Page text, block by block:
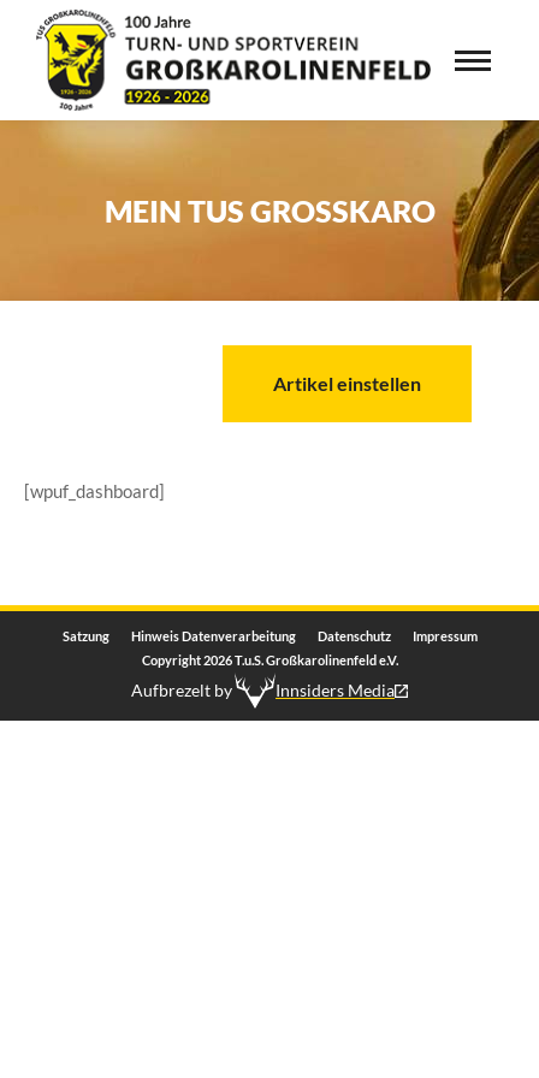
MEIN TUS GROSSKARO
Artikel einstellen
[wpuf_dashboard]
Copyright 2026 T.u.S. Großkarolinenfeld e.V.
Aufbrezelt by Innsiders Media
Satzung Hinweis Datenverarbeitung Datenschutz Impressum